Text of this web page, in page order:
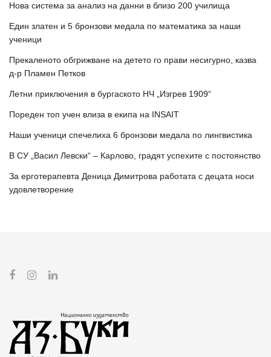
Нова система за анализ на данни в близо 200 училища
Един златен и 5 бронзови медала по математика за наши
ученици
Прекаленото обгрижване на детето го прави несигурно, казва
д-р Пламен Петков
Летни приключения в бургаското НЧ „Изгрев 1909“
Пореден топ учен влиза в екипа на INSAIT
Наши ученици спечелиха 6 бронзови медала по лингвистика
В СУ „Васил Левски“ – Карлово, градят успехите с постоянство
За ерготерапевта Деница Димитрова работата с децата носи
удовлетворение